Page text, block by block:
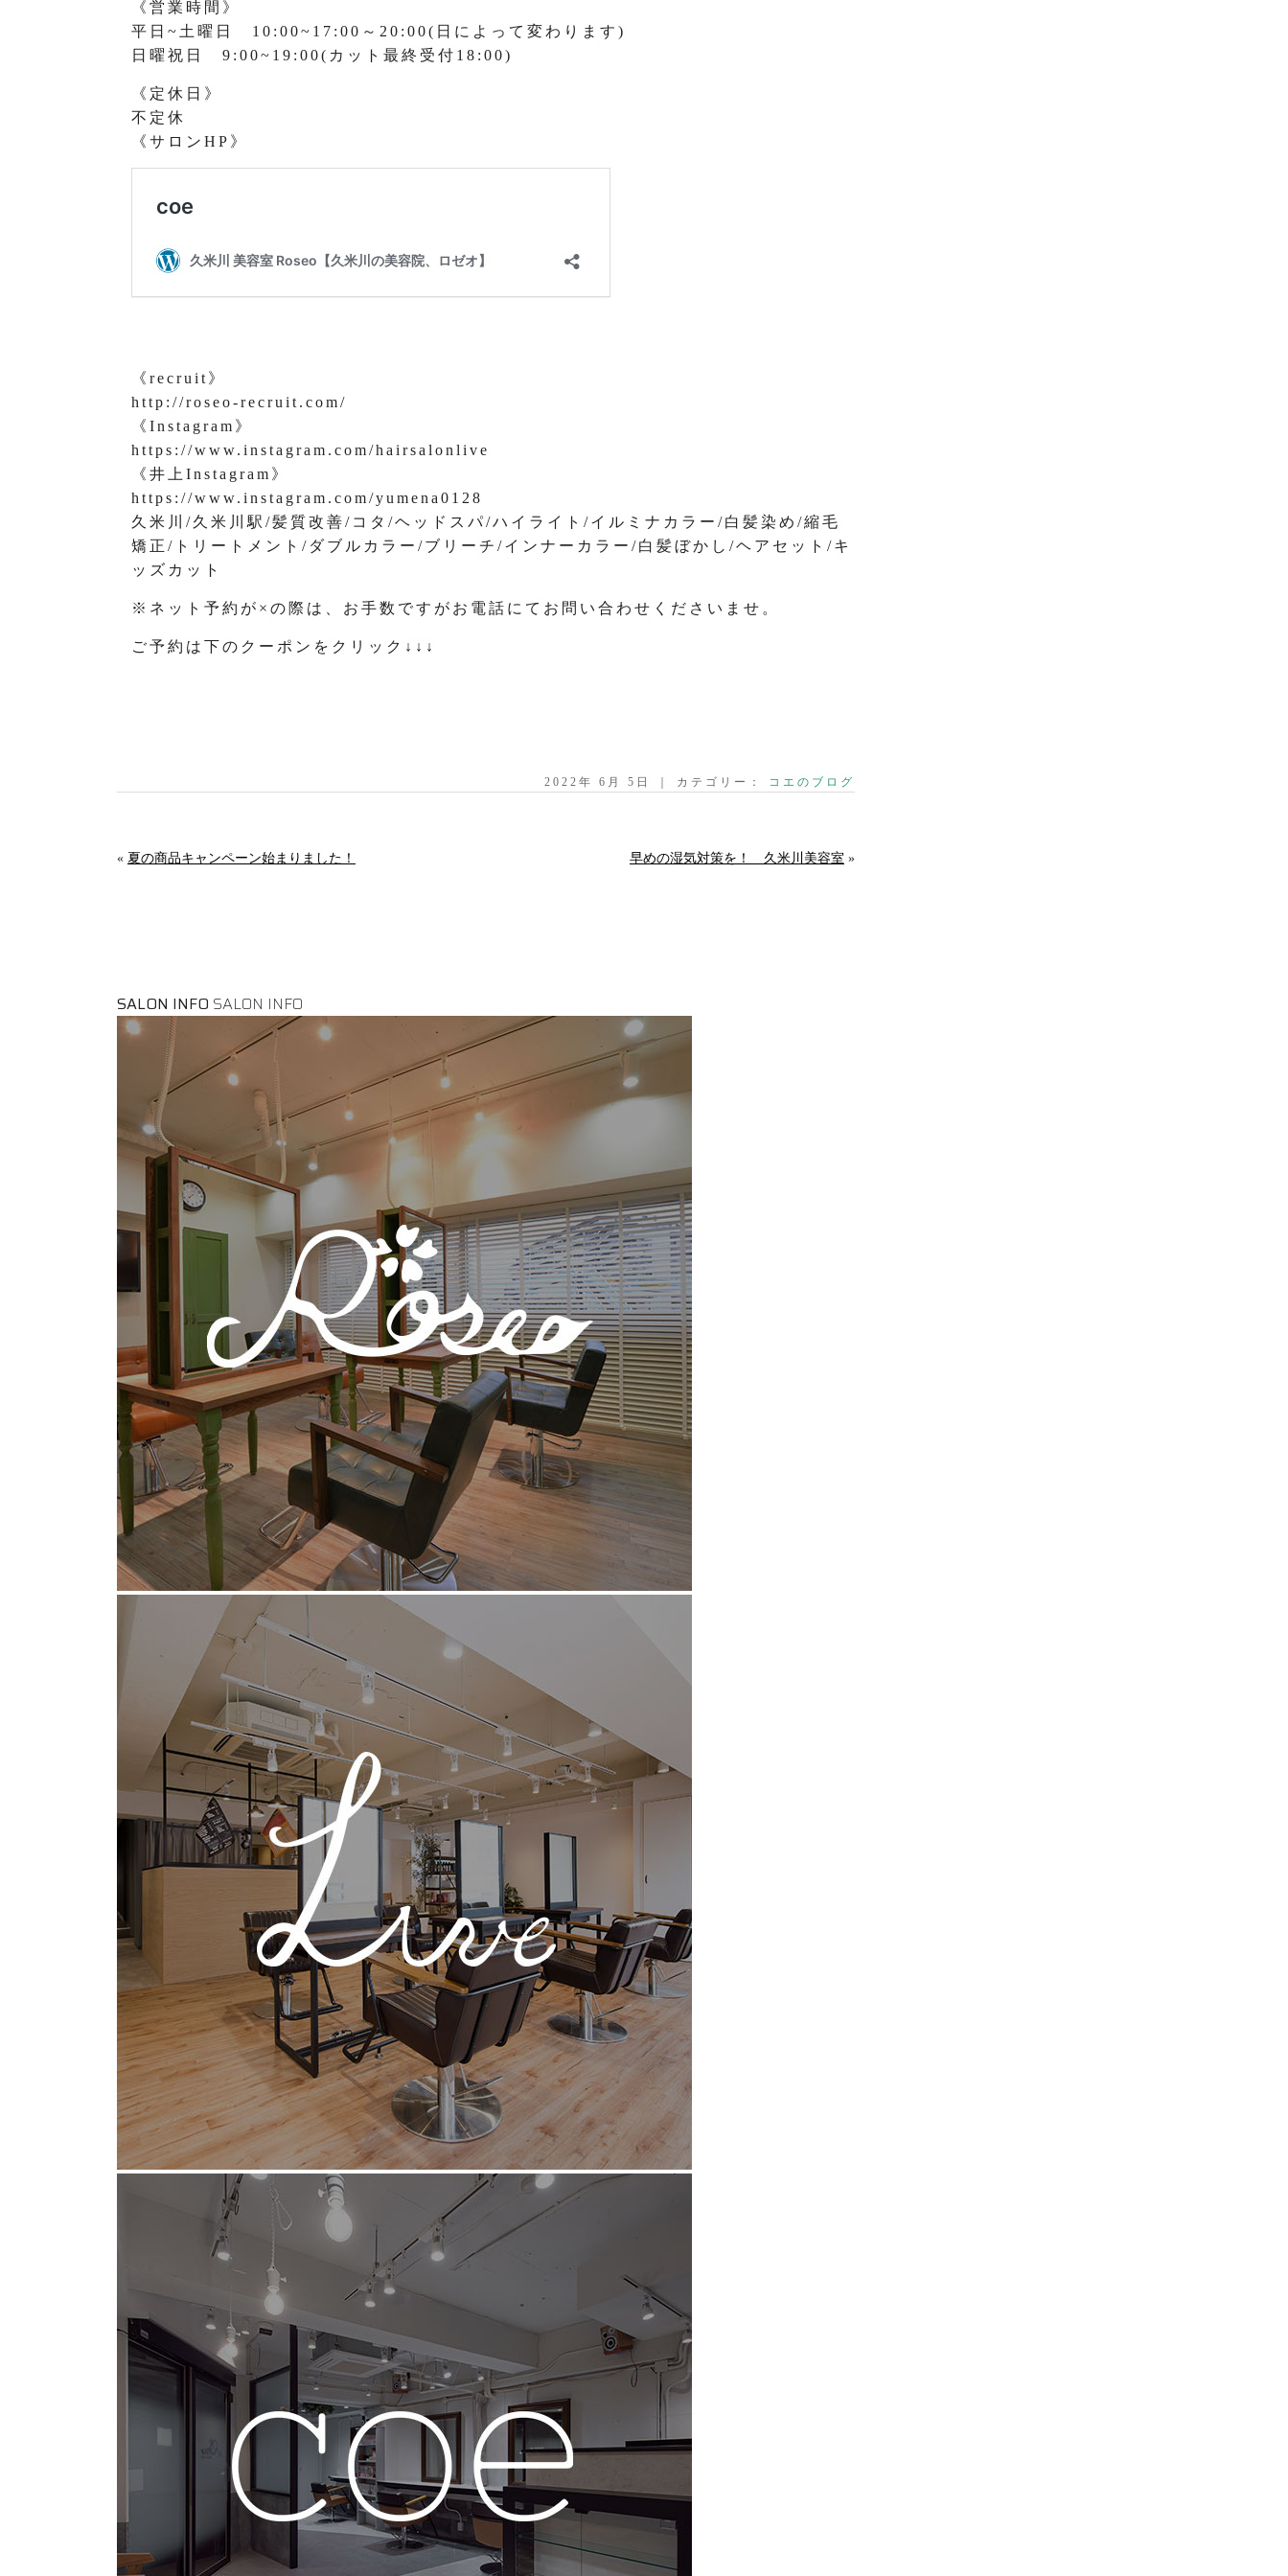
《営業時間》
平日~土曜日 10:00~17:00～20:00(日によって変わります)
日曜祝日 9:00~19:00(カット最終受付18:00)
《定休日》
不定休
《サロンHP》
《recruit》
http://roseo-recruit.com/
《Instagram》
https://www.instagram.com/hairsalonlive
《井上Instagram》
https://www.instagram.com/yumena0128
久米川/久米川駅/髪質改善/コタ/ヘッドスパ/ハイライト/イルミナカラー/白髪染め/縮毛
矯正/トリートメント/ダブルカラー/ブリーチ/インナーカラー/白髪ぼかし/ヘアセット/キ
ッズカット
※ネット予約が×の際は、お手数ですがお電話にてお問い合わせくださいませ。
ご予約は下のクーポンをクリック↓↓↓
2022年 6月 5日 ｜ カテゴリー： コエのブログ
« 夏の商品キャンペーン始まりました！ 早めの湿気対策を！ 久米川美容室 »
SALON INFO SALON INFO